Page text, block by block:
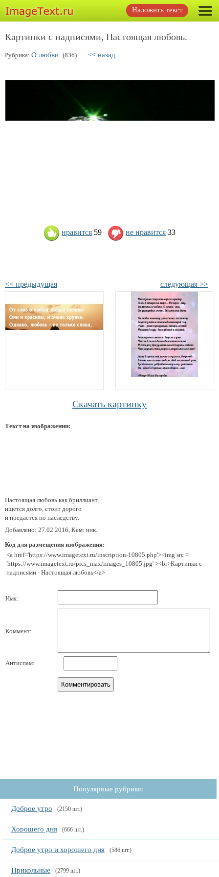
Наложить текст
Картинки с надписями, Настоящая любовь.
Рубрика: О любви (836) << назад
нравится 59 не нравится 33
<< предыдущая следующая >>
Скачать картинку
Текст на изображении:
Настоящая любовь как бриллиант,
ищется долго, стоит дорого
и предается по наследству.
Добавлено: 27.02.2016, Кем: ник.
Код для размещения изображения:
<a href='https://www.imagetext.ru/inscription-10805.php'><img src =
'https://www.imagetext.ru/pics_max/images_10805.jpg' ><br>Картинки с
надписями - Настоящая любовь</a>
Имя:
Коммент:
Антиспам:
Популярные рубрики:
Доброе утро (2150 шт.)
Хорошего дня (666 шт.)
Доброе утро и хорошего дня (586 шт.)
Прикольные (2799 шт.)